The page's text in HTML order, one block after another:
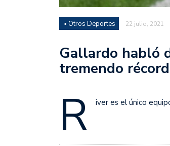
FIH
▪ Otros Deportes 22 julio, 2021
Gallardo habló
tremendo
R iver es el único